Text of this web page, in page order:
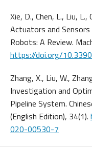
Xie, D., Chen, L., Liu,
Actuators and
Robots: A Review.
https://doi.org/
Zhang, X., Liu, W.,
Investigation and
Pipeline System.
(English Edition), 34(1).
020-00530-7